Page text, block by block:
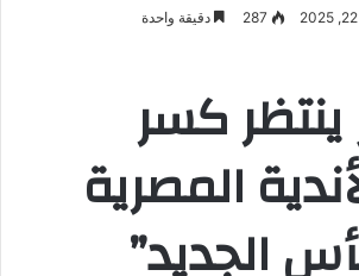
287 دقيقة واحدة
ينتظر كسر
المصرية
الجديد”